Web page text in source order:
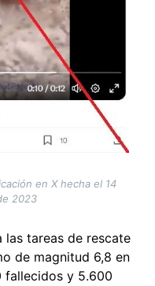
en X hecha el 14
2023
las tareas de rescate
de magnitud 6,8 en
fallecidos y 5.600